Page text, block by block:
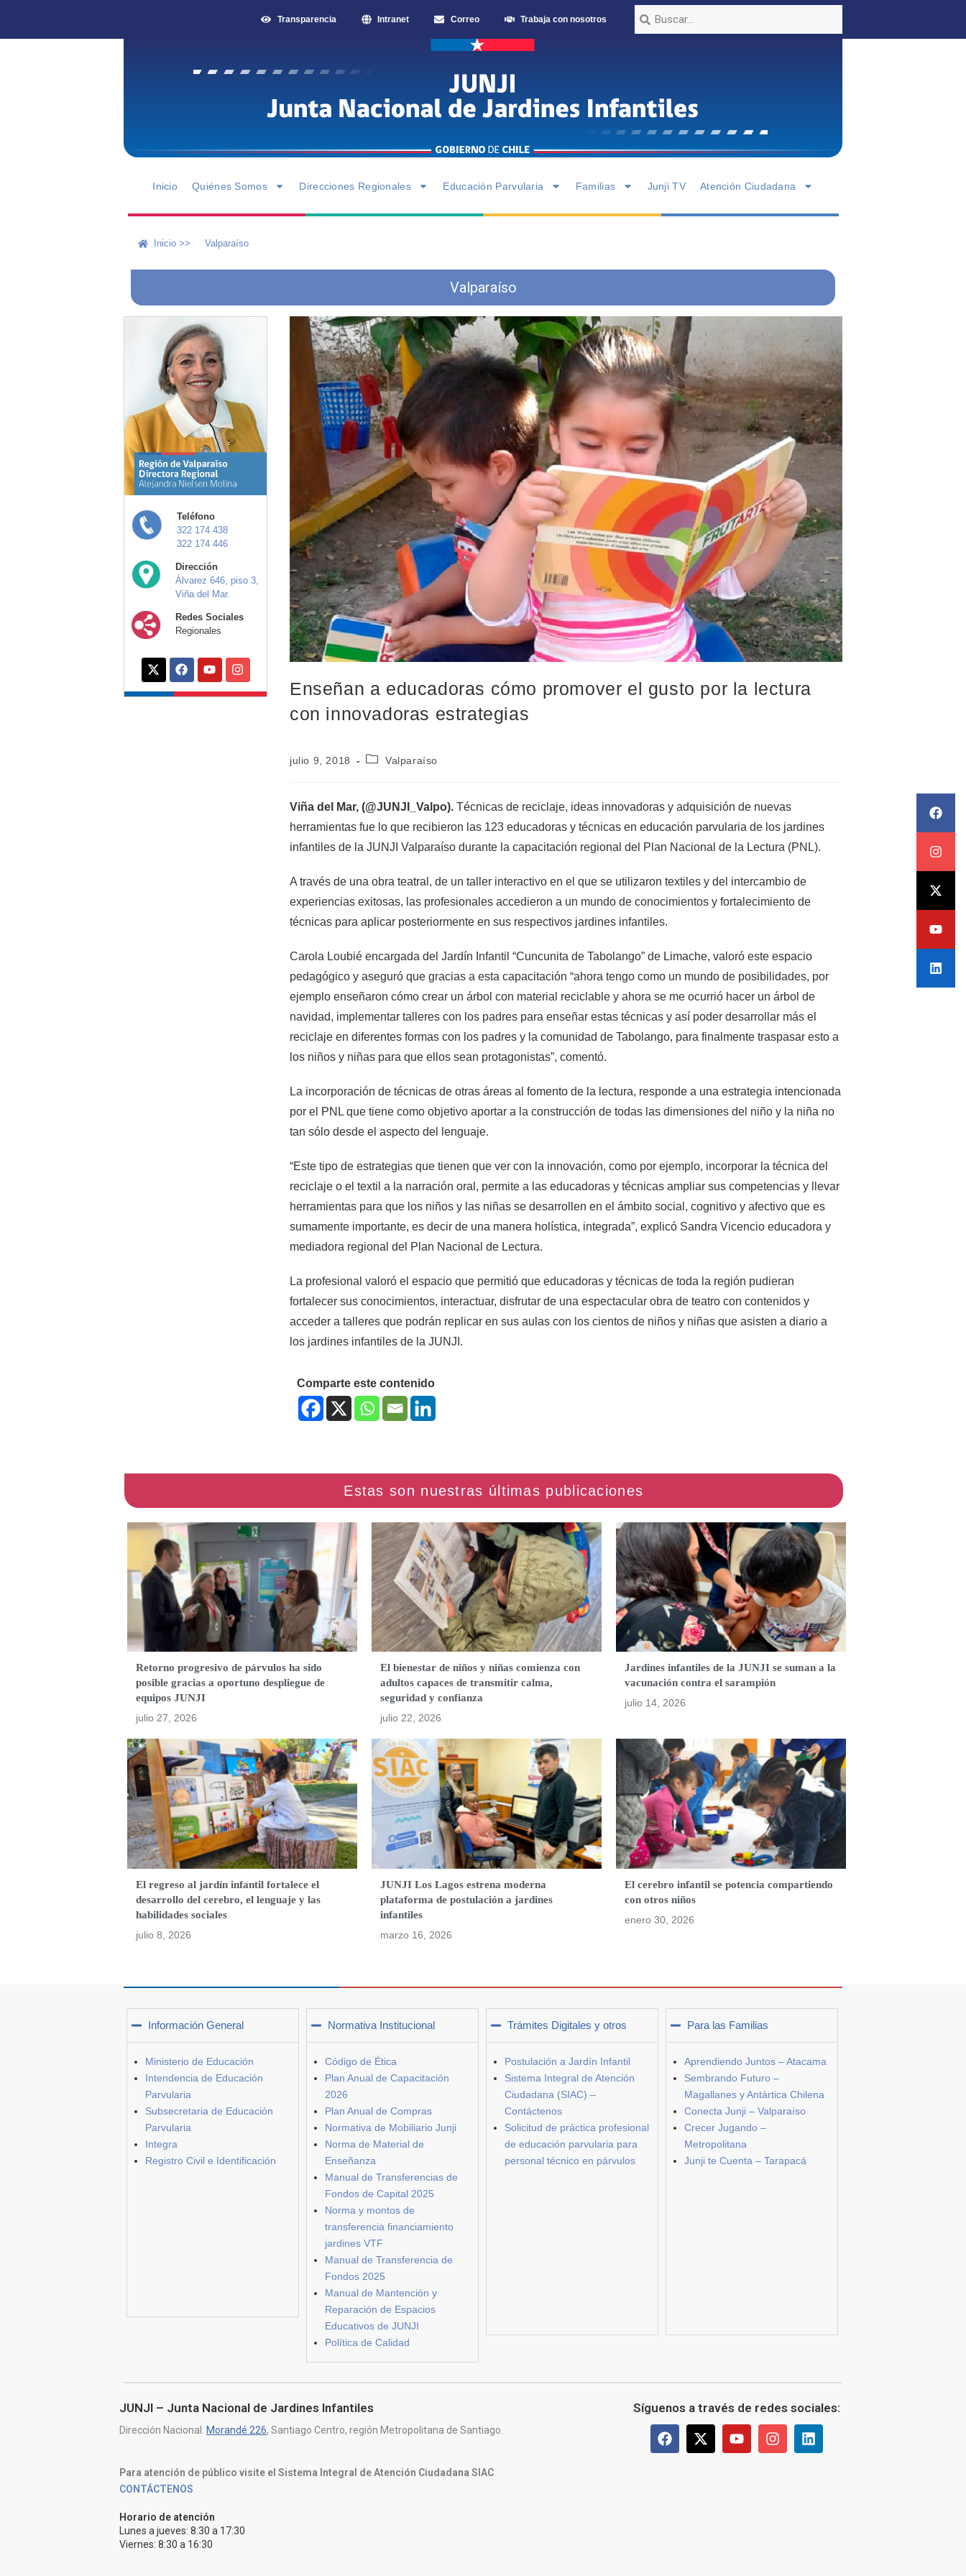
Transparencia Intranet Correo Trabaja con nosotros
Inicio Quiénes Somos Direcciones Regionales Educación Parvularia Familias Junji TV Atención Ciudadana
Inicio >> Valparaíso
Valparaíso
Teléfono
322 174 438
322 174 446
Dirección
Álvarez 646, piso 3,
Viña del Mar.
Redes Sociales
Regionales
Enseñan a educadoras cómo promover el gusto por la lectura
con innovadoras estrategias
julio 9, 2018 Valparaíso
Viña del Mar, (@JUNJI_Valpo). Técnicas de reciclaje, ideas innovadoras y adquisición de nuevas
herramientas fue lo que recibieron las 123 educadoras y técnicas en educación parvularia de los jardines
infantiles de la JUNJI Valparaíso durante la capacitación regional del Plan Nacional de la Lectura (PNL).
A través de una obra teatral, de un taller interactivo en el que se utilizaron textiles y del intercambio de
experiencias exitosas, las profesionales accedieron a un mundo de conocimientos y fortalecimiento de
técnicas para aplicar posteriormente en sus respectivos jardines infantiles.
Carola Loubié encargada del Jardín Infantil “Cuncunita de Tabolango” de Limache, valoró este espacio
pedagógico y aseguró que gracias a esta capacitación “ahora tengo como un mundo de posibilidades, por
ejemplo enseñaron cómo crear un árbol con material reciclable y ahora se me ocurrió hacer un árbol de
navidad, implementar talleres con los padres para enseñar estas técnicas y así poder desarrollar más el
reciclaje en diferentes formas con los padres y la comunidad de Tabolango, para finalmente traspasar esto a
los niños y niñas para que ellos sean protagonistas”, comentó.
La incorporación de técnicas de otras áreas al fomento de la lectura, responde a una estrategia intencionada
por el PNL que tiene como objetivo aportar a la construcción de todas las dimensiones del niño y la niña no
tan sólo desde el aspecto del lenguaje.
“Este tipo de estrategias que tienen que ver con la innovación, como por ejemplo, incorporar la técnica del
reciclaje o el textil a la narración oral, permite a las educadoras y técnicas ampliar sus competencias y llevar
herramientas para que los niños y las niñas se desarrollen en el ámbito social, cognitivo y afectivo que es
sumamente importante, es decir de una manera holística, integrada”, explicó Sandra Vicencio educadora y
mediadora regional del Plan Nacional de Lectura.
La profesional valoró el espacio que permitió que educadoras y técnicas de toda la región pudieran
fortalecer sus conocimientos, interactuar, disfrutar de una espectacular obra de teatro con contenidos y
acceder a talleres que podrán replicar en sus aulas con los cientos de niños y niñas que asisten a diario a
los jardines infantiles de la JUNJI.
Comparte este contenido
Retorno progresivo de párvulos ha sido
posible gracias a oportuno despliegue de
equipos JUNJI
julio 27, 2026
El bienestar de niños y niñas comienza con
adultos capaces de transmitir calma,
seguridad y confianza
julio 22, 2026
Jardines infantiles de la JUNJI se suman a la
vacunación contra el sarampión
julio 14, 2026
El regreso al jardín infantil fortalece el
desarrollo del cerebro, el lenguaje y las
habilidades sociales
julio 8, 2026
JUNJI Los Lagos estrena moderna
plataforma de postulación a jardines
infantiles
marzo 16, 2026
El cerebro infantil se potencia compartiendo
con otros niños
enero 30, 2026
Información General
Ministerio de Educación
Intendencia de Educación
Parvularia
Subsecretaria de Educación
Parvularia
Integra
Registro Civil e Identificación
Normativa Institucional
Código de Ética
Plan Anual de Capacitación
2026
Plan Anual de Compras
Normativa de Mobiliario Junji
Norma de Material de
Enseñanza
Manual de Transferencias de
Fondos de Capital 2025
Norma y montos de
transferencia financiamiento
jardines VTF
Manual de Transferencia de
Fondos 2025
Manual de Mantención y
Reparación de Espacios
Educativos de JUNJI
Política de Calidad
Trámites Digitales y otros
Postulación a Jardín Infantil
Sistema Integral de Atención
Ciudadana (SIAC) –
Contáctenos
Solicitud de práctica profesional
de educación parvularia para
personal técnico en párvulos
Para las Familias
Aprendiendo Juntos – Atacama
Sembrando Futuro –
Magallanes y Antártica Chilena
Conecta Junji – Valparaíso
Crecer Jugando –
Metropolitana
Junji te Cuenta – Tarapacá
JUNJI – Junta Nacional de Jardines Infantiles
Dirección Nacional: Morandé 226, Santiago Centro, región Metropolitana de Santiago.
Para atención de público visite el Sistema Integral de Atención Ciudadana SIAC
CONTÁCTENOS
Horario de atención
Lunes a jueves: 8:30 a 17:30
Viernes: 8:30 a 16:30
Síguenos a través de redes sociales: